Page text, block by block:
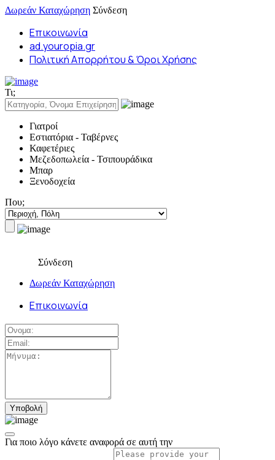
Δωρεάν Καταχώρηση Σύνδεση
Επικοινωνία
ad.youropia.gr
Πολιτική Απορρήτου & Όροι Χρήσης
Τι;
Γιατροί
Εστιατόρια - Ταβέρνες
Καφετέριες
Μεζεδοπωλεία - Τσιπουράδικα
Μπαρ
Ξενοδοχεία
Που;
Σύνδεση
Δωρεάν Καταχώρηση
Επικοινωνία
Για ποιο λόγο κάνετε αναφορά σε αυτή την